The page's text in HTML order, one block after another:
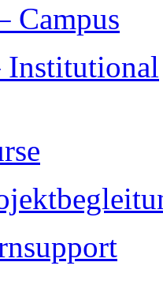
Campus
Institutional